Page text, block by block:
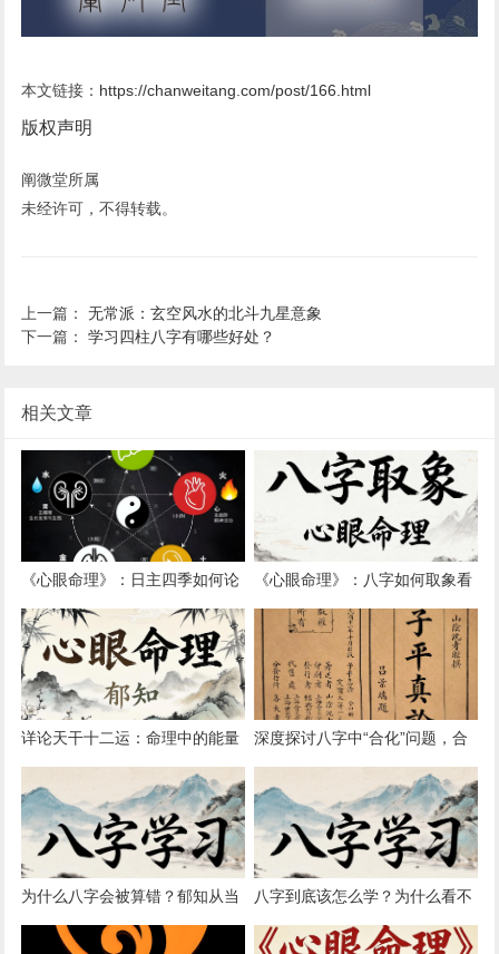
本文链接： https://chanweitang.com/post/166.html
版权声明
阐微堂所属
未经许可，不得转载。
上一篇：无常派：玄空风水的北斗九星意象
下一篇：学习四柱八字有哪些好处？
相关文章
《心眼命理》：日主四季如何论
命之“四季之木”
《心眼命理》：八字如何取象看
事详论
详论天干十二运：命理中的能量
深度探讨八字中“合化”问题，合
为什么八字会被算错？郁知从当
代社会角度分析
八字到底该怎么学？为什么看不
准？如何与我一对一交流？